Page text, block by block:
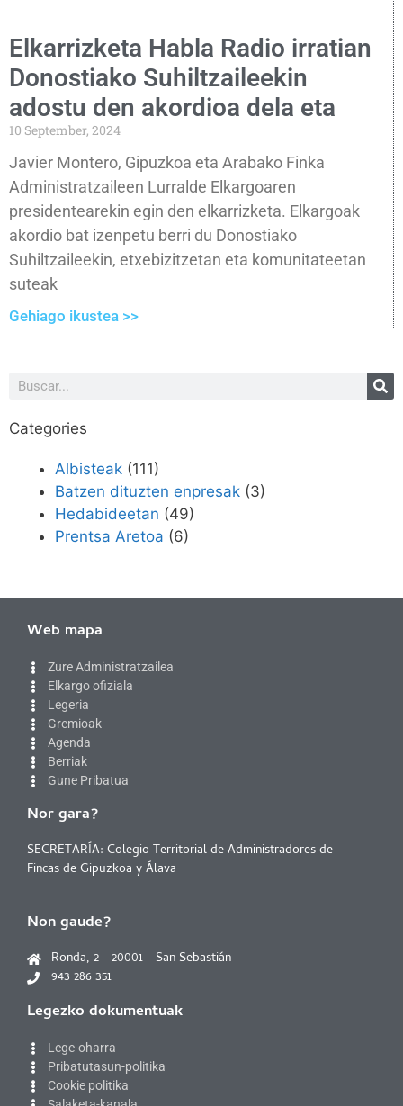
Elkarrizketa Habla Radio irratian
Donostiako Suhiltzaileekin
adostu den akordioa dela eta
10 September, 2024
Javier Montero, Gipuzkoa eta Arabako Finka
Administratzaileen Lurralde Elkargoaren
presidentearekin egin den elkarrizketa. Elkargoak
akordio bat izenpetu berri du Donostiako
Suhiltzaileekin, etxebizitzetan eta komunitateetan
suteak
Gehiago ikustea >>
Categories
Albisteak (111)
Batzen dituzten enpresak (3)
Hedabideetan (49)
Prentsa Aretoa (6)
Web mapa
Zure Administratzailea
Elkargo ofiziala
Legeria
Gremioak
Agenda
Berriak
Gune Pribatua
Nor gara?
SECRETARÍA: Colegio Territorial de Administradores de
Fincas de Gipuzkoa y Álava
Non gaude?
Ronda, 2 - 20001 - San Sebastián
943 286 351
Legezko dokumentuak
Lege-oharra
Pribatutasun-politika
Cookie politika